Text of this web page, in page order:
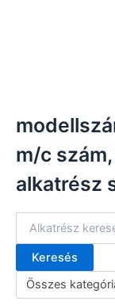
m/c
alkatrész
e
Keresés
Összes